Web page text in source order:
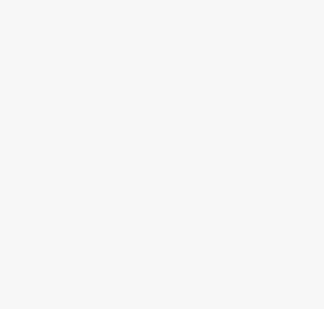
Öffnungszeiten und
erfolgt sind.
Raum werden aufgegriffen.